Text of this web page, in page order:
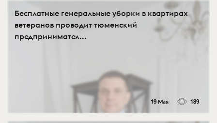
Бесплатные генеральные уборки в квартирах
ветеранов проводит тюменский
предпринимател...
19 Мая 189